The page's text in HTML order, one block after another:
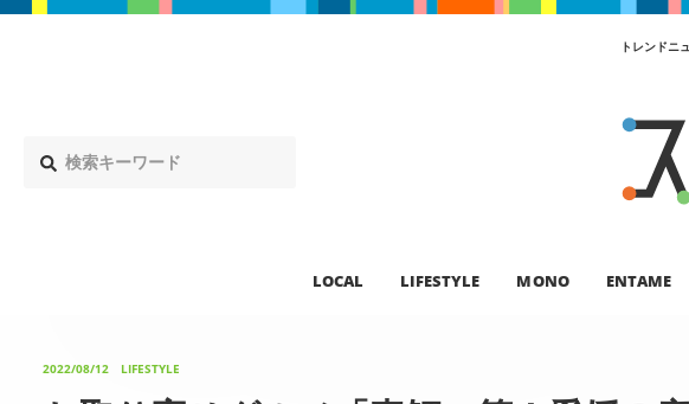
トレンドニ
LOCAL LIFESTYLE MONO ENTAME
2022/08/12 LIFESTYLE